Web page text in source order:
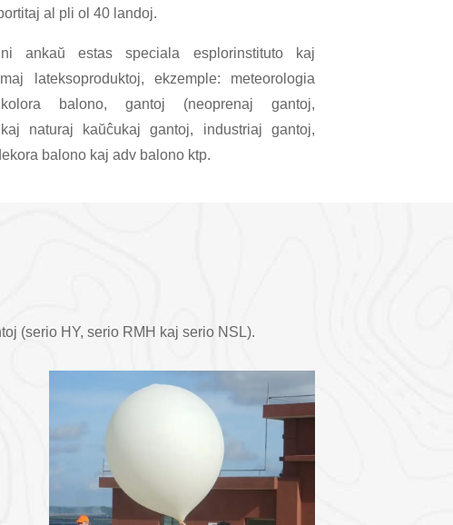
al pli ol 40 landoj.
ankaŭ estas speciala esplorinstituto kaj
lateksoproduktoj, ekzemple: meteorologia
balono, gantoj (neoprenaj gantoj,
naturaj kaŭĉukaj gantoj, industriaj gantoj,
balono kaj adv balono ktp.
(serio HY, serio RMH kaj serio NSL).